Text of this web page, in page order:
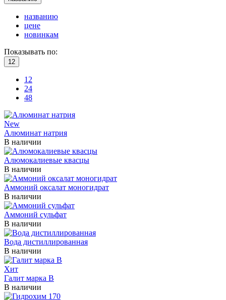
названию
цене
новинкам
Показывать по:
12
12
24
48
New
Алюминат натрия
В наличии
Алюмокалиевые квасцы
В наличии
Аммоний оксалат моногидрат
В наличии
Аммоний сульфат
В наличии
Вода дистиллированная
В наличии
Хит
Галит марка В
В наличии